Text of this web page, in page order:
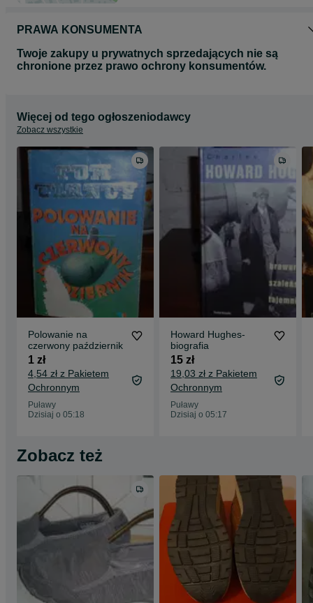
PRAWA KONSUMENTA
Twoje zakupy u prywatnych sprzedających nie są
chronione przez prawo ochrony konsumentów.
Więcej od tego ogłoszeniodawcy
Zobacz wszystkie
Polowanie na
czerwony październik
1 zł
4,54 zł z Pakietem
Ochronnym
Puławy
Dzisiaj o 05:18
Howard Hughes-
biografia
15 zł
19,03 zł z Pakietem
Ochronnym
Puławy
Dzisiaj o 05:17
Zobacz też